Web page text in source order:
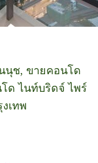
นนุช, ขายคอนโด
โด ไนท์บริดจ์ ไพร์
เทพ